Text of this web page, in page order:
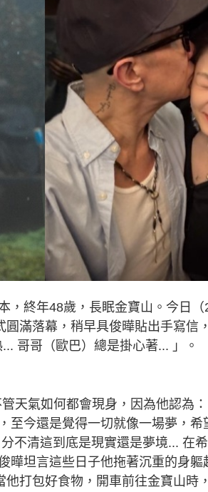
，終年48歲，長眠金寶山。今日
滿落幕，稍早具俊曄貼出手寫信
哥哥（歐巴）總是掛心著... 」。
天氣如何都會現身，因為他認為
至今還是覺得一切就像一場夢，
不清這到底是現實還是夢境... 在
曄坦言這些日子他拖著沉重的身
打包好食物，開車前往金寶山時